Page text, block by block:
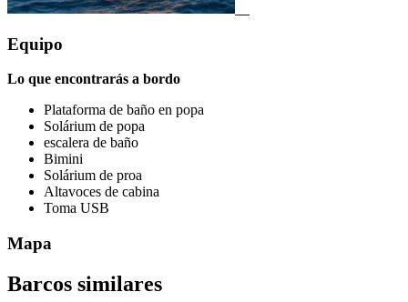
Equipo
Lo que encontrarás a bordo
Plataforma de baño en popa
Solárium de popa
escalera de baño
Bimini
Solárium de proa
Altavoces de cabina
Toma USB
Mapa
Barcos similares